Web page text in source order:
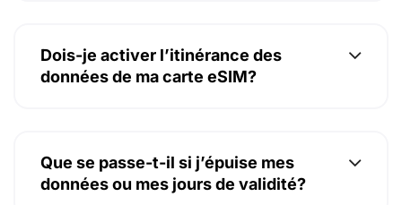
Dois-je activer l’itinérance des
données de ma carte eSIM?
Que se passe-t-il si j’épuise mes
données ou mes jours de validité?